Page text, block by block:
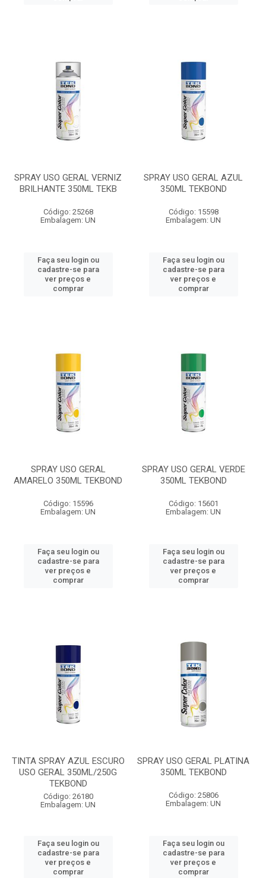
SPRAY USO GERAL VERNIZ
BRILHANTE 350ML TEKB
Código: 25268
Embalagem: UN
Faça seu login ou
cadastre-se para
ver preços e
comprar
SPRAY USO GERAL AZUL
350ML TEKBOND
Código: 15598
Embalagem: UN
Faça seu login ou
cadastre-se para
ver preços e
comprar
SPRAY USO GERAL
AMARELO 350ML TEKBOND
Código: 15596
Embalagem: UN
Faça seu login ou
cadastre-se para
ver preços e
comprar
SPRAY USO GERAL VERDE
350ML TEKBOND
Código: 15601
Embalagem: UN
Faça seu login ou
cadastre-se para
ver preços e
comprar
TINTA SPRAY AZUL ESCURO
USO GERAL 350ML/250G
TEKBOND
Código: 26180
Embalagem: UN
Faça seu login ou
cadastre-se para
ver preços e
comprar
SPRAY USO GERAL PLATINA
350ML TEKBOND
Código: 25806
Embalagem: UN
Faça seu login ou
cadastre-se para
ver preços e
comprar